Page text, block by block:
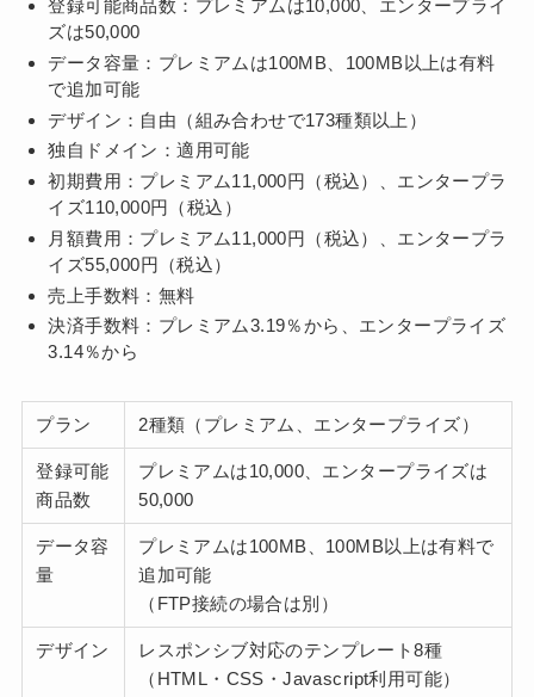
登録可能商品数：プレミアムは10,000、エンタープライ
ズは50,000
データ容量：プレミアムは100MB、100MB以上は有料
で追加可能
デザイン：自由（組み合わせで173種類以上）
独自ドメイン：適用可能
初期費用：プレミアム11,000円（税込）、エンタープラ
イズ110,000円（税込）
月額費用：プレミアム11,000円（税込）、エンタープラ
イズ55,000円（税込）
売上手数料：無料
決済手数料：プレミアム3.19％から、エンタープライズ
3.14％から
プラン 2種類（プレミアム、エンタープライズ）
登録可能
商品数
プレミアムは10,000、エンタープライズは
50,000
データ容
量
プレミアムは100MB、100MB以上は有料で
追加可能
（FTP接続の場合は別）
デザイン
レスポンシブ対応のテンプレート8種
（HTML・CSS・Javascript利用可能）